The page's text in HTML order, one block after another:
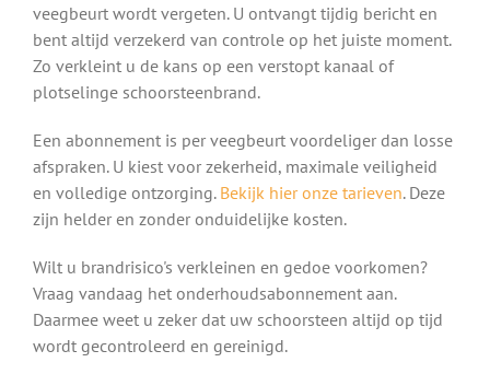
veegbeurt wordt vergeten. U ontvangt tijdig bericht en
bent altijd verzekerd van controle op het juiste moment.
Zo verkleint u de kans op een verstopt kanaal of
plotselinge schoorsteenbrand.
Een abonnement is per veegbeurt voordeliger dan losse
afspraken. U kiest voor zekerheid, maximale veiligheid
en volledige ontzorging. Bekijk hier onze tarieven. Deze
zijn helder en zonder onduidelijke kosten.
Wilt u brandrisico's verkleinen en gedoe voorkomen?
Vraag vandaag het onderhoudsabonnement aan.
Daarmee weet u zeker dat uw schoorsteen altijd op tijd
wordt gecontroleerd en gereinigd.